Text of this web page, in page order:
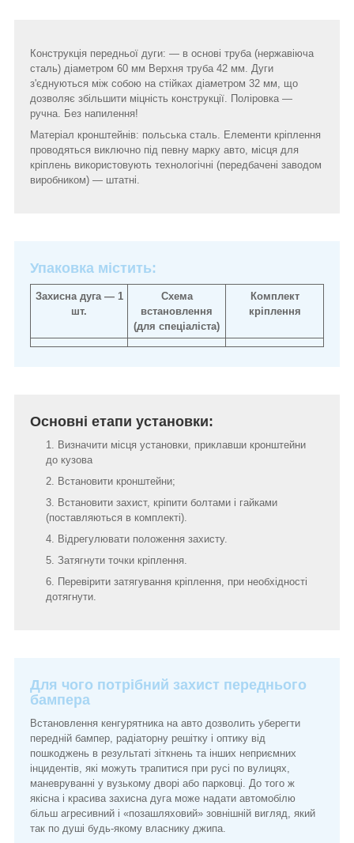
Конструкція передньої дуги: ― в основі труба (нержавіюча
сталь) діаметром 60 мм Верхня труба 42 мм. Дуги
з'єднуються між собою на стійках діаметром 32 мм, що
дозволяє збільшити міцність конструкції. Поліровка ―
ручна. Без напилення!
Матеріал кронштейнів: польська сталь. Елементи кріплення
проводяться виключно під певну марку авто, місця для
кріплень використовують технологічні (передбачені заводом
виробником) ― штатні.
Упаковка містить:
Захисна дуга ― 1
шт.
Схема
встановлення
(для спеціаліста)
Комплект
кріплення
Основні етапи установки:
Визначити місця установки, приклавши кронштейни
до кузова
Встановити кронштейни;
Встановити захист, кріпити болтами і гайками
(поставляються в комплекті).
Відрегулювати положення захисту.
Затягнути точки кріплення.
Перевірити затягування кріплення, при необхідності
дотягнути.
Для чого потрібний захист переднього
бампера
Встановлення кенгурятника на авто дозволить уберегти
передній бампер, радіаторну решітку і оптику від
пошкоджень в результаті зіткнень та інших неприємних
інцидентів, які можуть трапитися при русі по вулицях,
маневруванні у вузькому дворі або парковці. До того ж
якісна і красива захисна дуга може надати автомобілю
більш агресивний і «позашляховий» зовнішній вигляд, який
так по душі будь-якому власнику джипа.